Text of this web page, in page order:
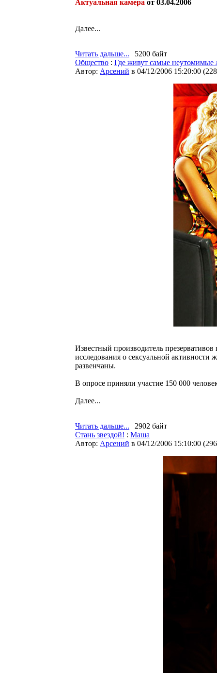
Актуальная камера от 03.04.2006
Далее...
Читать дальше... | 5200 байт
Общество : Где живут самые неутомимые
Автор: Арсений в 04/12/2006 15:20:00 (
Известный производитель
исследования о сексуальной
развенчаны.
В опросе приняли участие 150 000
Далее...
Читать дальше... | 2902 байт
Стань звездой! : Маша
Автор: Арсений в 04/12/2006 15:10:00 (